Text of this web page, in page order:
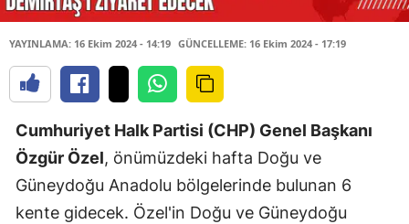
YAYINLAMA: 16 Ekim 2024 - 14:19 GÜNCELLEME: 16 Ekim 2024 - 17:19
Cumhuriyet Halk Partisi (CHP) Genel Başkanı
Özgür Özel, önümüzdeki hafta Doğu ve
Güneydoğu Anadolu bölgelerinde bulunan 6
kente gidecek. Özel'in Doğu ve Güneydoğu